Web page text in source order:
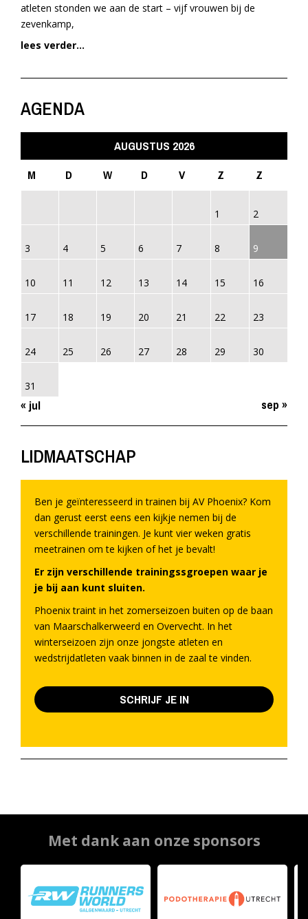
atleten stonden we aan de start – vijf vrouwen bij de
zevenkamp,
lees verder...
AGENDA
AUGUSTUS 2026
M
D W D V Z Z
1 2
3 4 5 6 7 8 9
10 11 12 13 14 15 16
17 18 19 20 21 22 23
24 25 26 27 28 29 30
31
« jul sep »
LIDMAATSCHAP
Ben je geïnteresseerd in trainen bij AV Phoenix? Kom
dan gerust eerst eens een kijkje nemen bij de
verschillende trainingen. Je kunt vier weken gratis
meetrainen om te kijken of het je bevalt!
Er zijn verschillende trainingssgroepen waar je
je bij aan kunt sluiten.
Phoenix traint in het zomerseizoen buiten op de baan
van Maarschalkerweerd en Overvecht. In het
winterseizoen zijn onze jongste atleten en
wedstrijdatleten vaak binnen in de zaal te vinden.
SCHRIJF JE IN
Met dank aan onze sponsors